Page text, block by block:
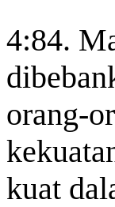
4:84.
orang-
kuat